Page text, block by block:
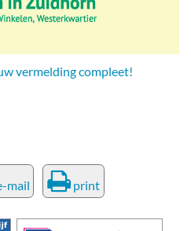
vermelding compleet!
mail print